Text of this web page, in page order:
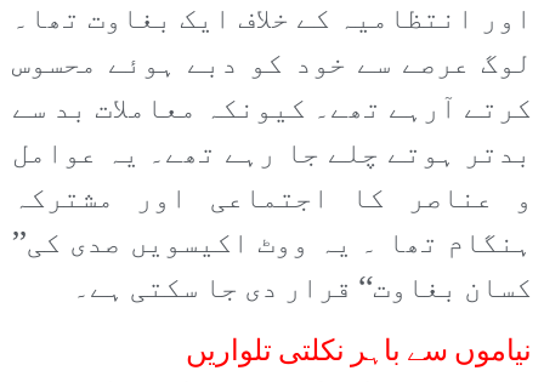
اور انتظامیہ کے خلاف ایک بغاوت تھا۔
لوگ عرصے سے خود کو دبے ہوئے محسوس
کرتے آرہے تھے۔ کیونکہ معاملات بد سے
بدتر ہوتے چلے جا رہے تھے۔ یہ عوامل
و عناصر کا اجتماعی اور مشترکہ
ہنگام تھا ۔ یہ ووٹ اکیسویں صدی کی’’
کسان بغاوت‘‘ قرار دی جا سکتی ہے۔
نیاموں سے باہر نکلتی تلواریں